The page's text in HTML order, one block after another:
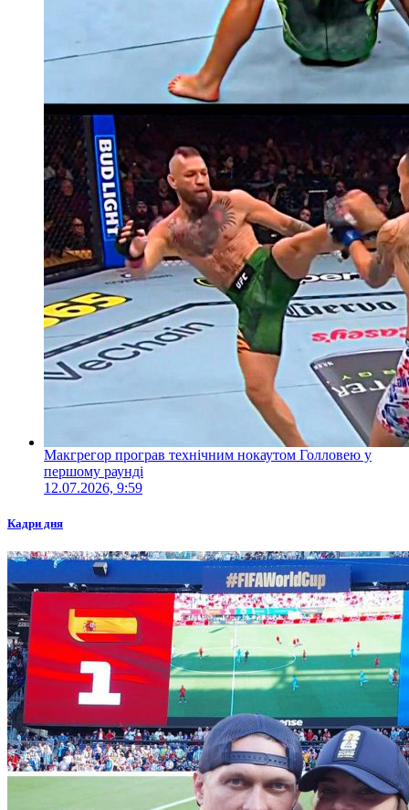
Макгрегор програв технічним нокаутом Голловею у
першому раунді
12.07.2026, 9:59
Кадри дня